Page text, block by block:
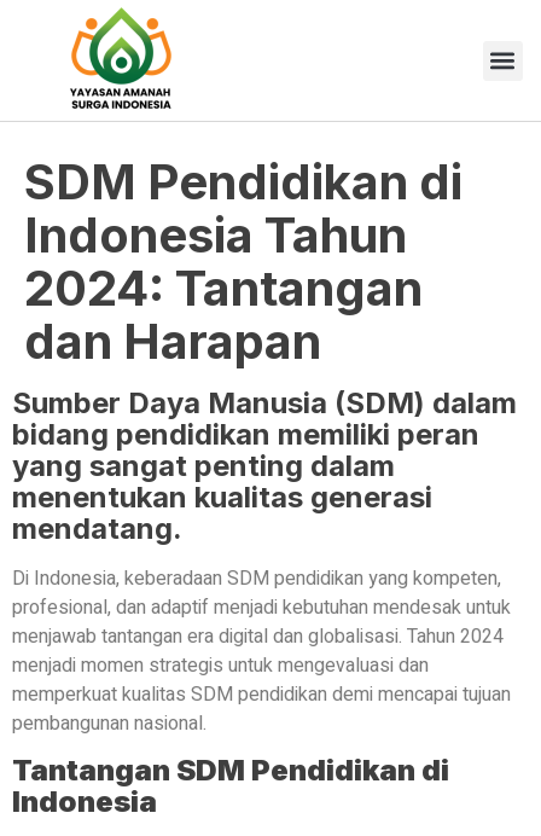
SDM Pendidikan di
Indonesia Tahun
2024: Tantangan
dan Harapan
Sumber Daya Manusia (SDM) dalam
bidang pendidikan memiliki peran
yang sangat penting dalam
menentukan kualitas generasi
mendatang.
Di Indonesia, keberadaan SDM pendidikan yang kompeten,
profesional, dan adaptif menjadi kebutuhan mendesak untuk
menjawab tantangan era digital dan globalisasi. Tahun 2024
menjadi momen strategis untuk mengevaluasi dan
memperkuat kualitas SDM pendidikan demi mencapai tujuan
pembangunan nasional.
Tantangan SDM Pendidikan di
Indonesia